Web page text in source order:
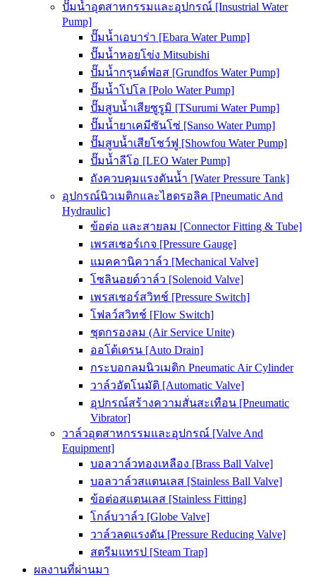
ปั๊มน้ำอุตสาหกรรมและอุปกรณ์ [Insustrial Water
Pump]
ปั๊มน้ำเอบาร่า [Ebara Water Pump]
ปั๊มน้ำหอยโข่ง Mitsubishi
ปั๊มน้ำกรุนด์ฟอส [Grundfos Water Pump]
ปั๊มน้ำโปโล [Polo Water Pump]
ปั๊มสูบน้ำเสียซูรูมิ [TSurumi Water Pump]
ปั๊มน้ำยาเคมีซันโซ่ [Sanso Water Pump]
ปั๊มสูบน้ำเสียโชว์ฟู [Showfou Water Pump]
ปั๊มน้ำลีโอ [LEO Water Pump]
ถังควบคุมแรงดันน้ำ [Water Pressure Tank]
อุปกรณ์นิวเมติกและไฮดรอลิค [Pneumatic And
Hydraulic]
ข้อต่อ และสายลม [Connector Fitting & Tube]
เพรสเชอร์เกจ [Pressure Gauge]
แมคคานิควาล์ว [Mechanical Valve]
โซลินอยด์วาล์ว [Solenoid Valve]
เพรสเชอร์สวิทช์ [Pressure Switch]
โฟลว์สวิทช์ [Flow Switch]
ชุดกรองลม (Air Service Unite)
ออโต้เดรน [Auto Drain]
กระบอกลมนิวเมติก Pneumatic Air Cylinder
วาล์วอัตโนมัติ [Automatic Valve]
อุปกรณ์สร้างความสั่นสะเทือน [Pneumatic
Vibrator]
วาล์วอุตสาหกรรมและอุปกรณ์ [Valve And
Equipment]
บอลวาล์วทองเหลือง [Brass Ball Valve]
บอลวาล์วสแตนเลส [Stainless Ball Valve]
ข้อต่อสแตนเลส [Stainless Fitting]
โกล์บวาล์ว [Globe Valve]
วาล์วลดแรงดัน [Pressure Reducing Valve]
สตรีมแทรป [Steam Trap]
ผลงานที่ผ่านมา